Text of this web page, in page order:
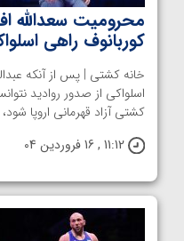
محرومیت سعدالله اف
کوربانوف راهی
خانه کشتی | پس از آنکه
اسلواکی از صدور روادید
کشتی آزاد قهرمانی اروپا
11:12 , 16 فروردین 04